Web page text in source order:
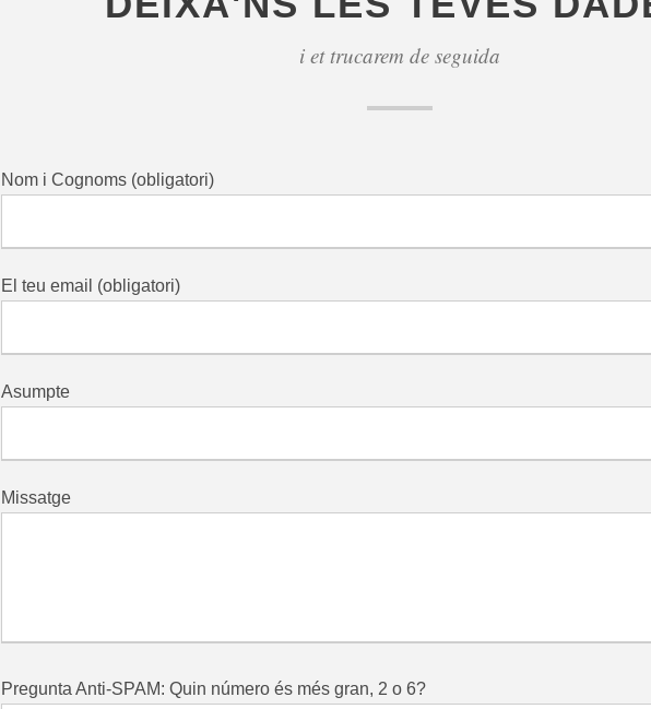
i et trucarem de seguida
Nom i Cognoms (obligatori)
El teu email (obligatori)
Asumpte
Missatge
Pregunta Anti-SPAM: Quin número és més gran, 2 o 6?